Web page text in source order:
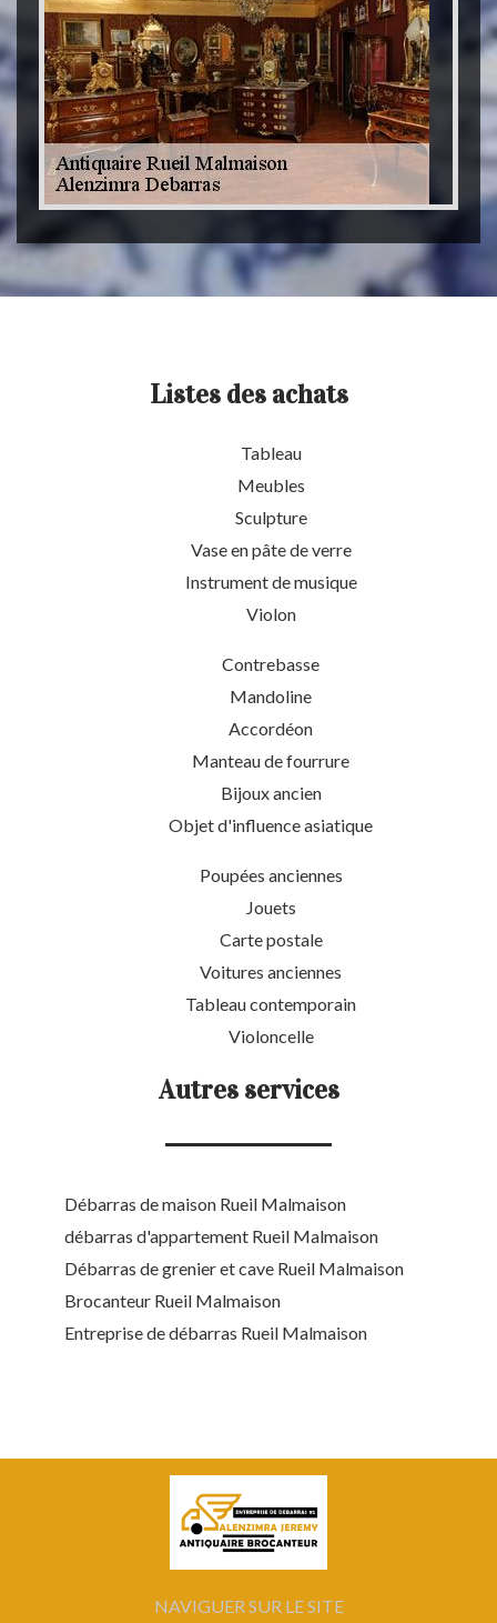
Listes des achats
Tableau
Meubles
Sculpture
Vase en pâte de verre
Instrument de musique
Violon
Contrebasse
Mandoline
Accordéon
Manteau de fourrure
Bijoux ancien
Objet d'influence asiatique
Poupées anciennes
Jouets
Carte postale
Voitures anciennes
Tableau contemporain
Violoncelle
Autres services
Débarras de maison Rueil Malmaison
débarras d'appartement Rueil Malmaison
Débarras de grenier et cave Rueil Malmaison
Brocanteur Rueil Malmaison
Entreprise de débarras Rueil Malmaison
NAVIGUER SUR LE SITE